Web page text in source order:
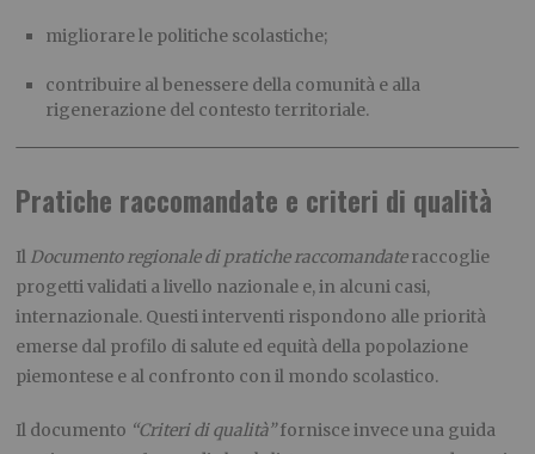
migliorare le politiche scolastiche;
contribuire al benessere della comunità e alla
rigenerazione del contesto territoriale.
Pratiche raccomandate e criteri di qualità
Il Documento regionale di pratiche raccomandateraccoglie
progetti validati a livello nazionale e, in alcuni casi,
internazionale. Questi interventi rispondono alle priorità
emerse dal profilo di salute ed equità della popolazione
piemontese e al confronto con il mondo scolastico.
Il documento “Criteri di qualità”fornisce invece una guida